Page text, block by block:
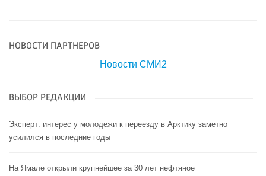
НОВОСТИ ПАРТНЕРОВ
Новости СМИ2
ВЫБОР РЕДАКЦИИ
Эксперт: интерес у молодежи к переезду в Арктику заметно
усилился в последние годы
На Ямале открыли крупнейшее за 30 лет нефтяное